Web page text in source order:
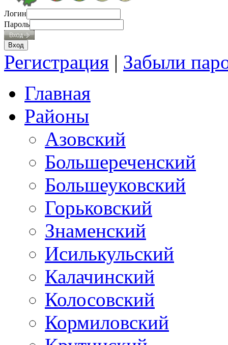
Логин
Пароль
Регистрация | Забыли
Главная
Районы
Азовский
Большереченский
Большеуковский
Горьковский
Знаменский
Исилькульский
Калачинский
Колосовский
Кормиловский